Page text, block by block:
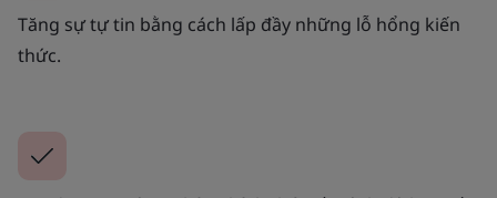
Tăng sự tự tin bằng cách lấp đầy những lỗ hổng kiến
thức.